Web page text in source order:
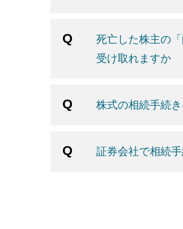
死亡した株主の
受け取れますか
株式の相続手続
証券会社で相続